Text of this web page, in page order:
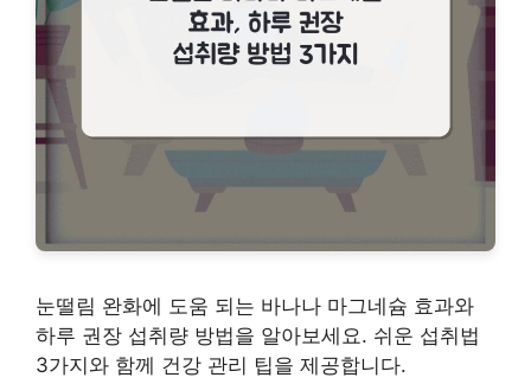
눈떨림 완화에 도움 되는 바나나 마그네슘 효과와
하루 권장 섭취량 방법을 알아보세요. 쉬운 섭취법
3가지와 함께 건강 관리 팁을 제공합니다.